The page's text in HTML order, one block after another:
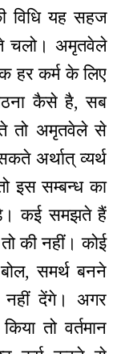
विधि यह सहज
चलो। अमृतवेले
हर कर्म के लिए
कैसे है, सब
तो अमृतवेले से
अर्थात् व्यर्थ
इस सम्बन्ध का
कई समझते हैं
की नहीं। कोई
समर्थ बनने
नहीं देंगे। अगर
तो वर्तमान